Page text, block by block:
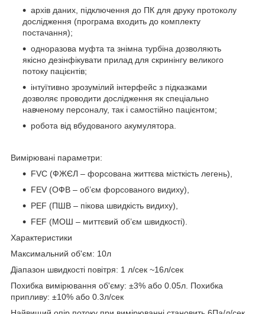
архів даних, підключення до ПК для друку протоколу
дослідження (програма входить до комплекту
постачання);
одноразова муфта та знімна турбіна дозволяють
якісно дезінфікувати прилад для скринінгу великого
потоку пацієнтів;
інтуїтивно зрозумілий інтерфейс з підказками
дозволяє проводити дослідження як спеціально
навченому персоналу, так і самостійно пацієнтом;
робота від вбудованого акумулятора.
Вимірювані параметри:
FVC (ФЖЄЛ – форсована життєва місткість легень),
FEV (ОФВ – об’єм форсованого видиху),
PEF (ПШВ – пікова швидкість видиху),
FEF (МОШ – миттєвий об’єм швидкості).
Характеристики
Максимальний об'єм: 10л
Діапазон швидкості повітря: 1 л/сек ~16л/сек
Похибка вимірювання об'єму: ±3% або 0.05л. Похибка
припливу: ±10% або 0.3л/сек